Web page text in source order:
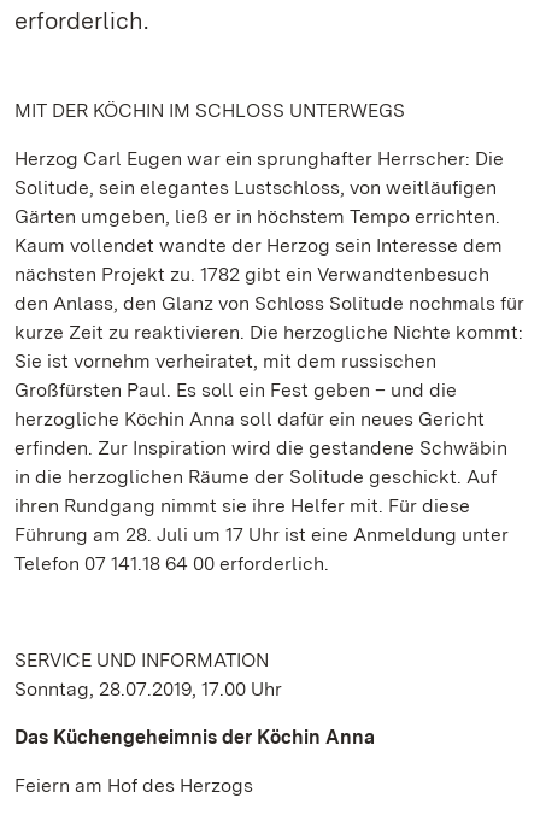
erforderlich.
MIT DER KÖCHIN IM SCHLOSS UNTERWEGS
Herzog Carl Eugen war ein sprunghafter Herrscher: Die
Solitude, sein elegantes Lustschloss, von weitläufigen
Gärten umgeben, ließ er in höchstem Tempo errichten.
Kaum vollendet wandte der Herzog sein Interesse dem
nächsten Projekt zu. 1782 gibt ein Verwandtenbesuch
den Anlass, den Glanz von Schloss Solitude nochmals für
kurze Zeit zu reaktivieren. Die herzogliche Nichte kommt:
Sie ist vornehm verheiratet, mit dem russischen
Großfürsten Paul. Es soll ein Fest geben – und die
herzogliche Köchin Anna soll dafür ein neues Gericht
erfinden. Zur Inspiration wird die gestandene Schwäbin
in die herzoglichen Räume der Solitude geschickt. Auf
ihren Rundgang nimmt sie ihre Helfer mit. Für diese
Führung am 28. Juli um 17 Uhr ist eine Anmeldung unter
Telefon 07 141.18 64 00 erforderlich.
SERVICE UND INFORMATION
Sonntag, 28.07.2019, 17.00 Uhr
Das Küchengeheimnis der Köchin Anna
Feiern am Hof des Herzogs